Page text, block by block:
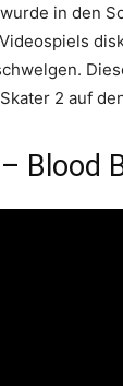
in den
2 auf
Blood